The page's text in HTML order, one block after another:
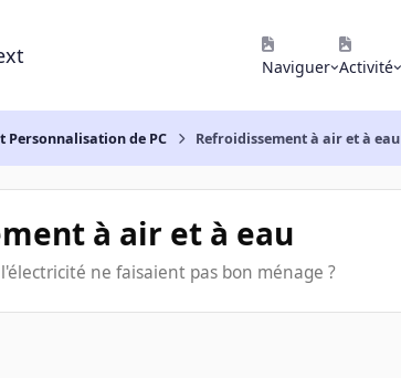
Naviguer Activité
Personnalisation de PC Refroidissement à air et à eau
à air et à eau
ne faisaient pas bon ménage ?